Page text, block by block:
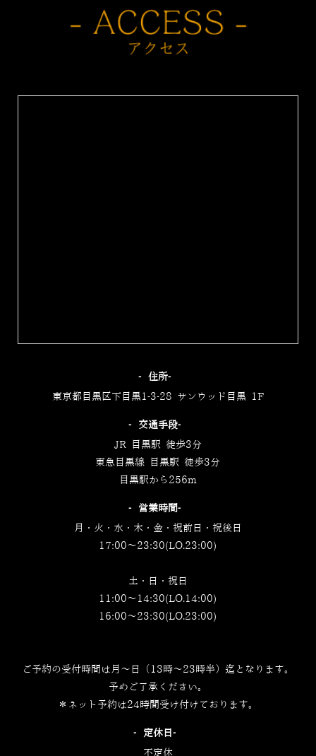
‐住所‐
東京都目黒区下目黒1-3-28 サンウッド目黒 1F
‐交通手段‐
JR 目黒駅 徒歩3分
東急目黒線 目黒駅 徒歩3分
目黒駅から256m
‐営業時間‐
月・火・水・木・金・祝前日・祝後日
17:00～23:30(LO.23:00)
土・日・祝日
11:00～14:30(LO.14:00)
16:00～23:30(LO.23:00)
ご予約の受付時間は月～日（13時～23時半）迄となります。
予めご了承ください。
＊ネット予約は24時間受け付けております。
‐定休日‐
不定休